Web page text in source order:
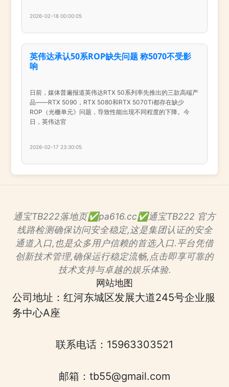
2026-02-18 00:00:05
英伟达承认50系ROP缺失问题 称5070不受影
响
日前，媒体普遍报道英伟达RTX 50系列率先推出的三款高端产
品——RTX 5090，RTX 5080和RTX 5070Ti都存在缺少
ROP（光栅单元》问题，导致性能出现不同程度的下降。今
日，英伟达官
2026-02-17 23:30:05
通宝TB222落地页✅pa616.cc✅通宝TB222 官方
线路检测确保访问安全稳定,这是集团认证的安全
通道入口,也是众多用户信赖的首选入口.平台凭借
创新技术管理,确保运行稳定流畅,点击即享可靠的
技术支持与卓越的娱乐体验.
网站地图
公司地址：红河东城区发展大道245号企业服
务中心A座
联系电话：15963303521
邮箱：tb55@gmail.com